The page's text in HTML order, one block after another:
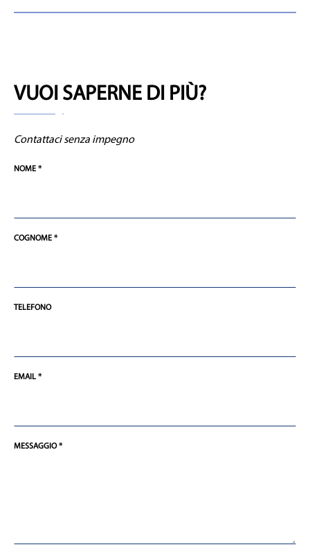
VUOI SAPERNE DI PIÙ?
Contattaci senza impegno
NOME *
COGNOME *
TELEFONO
EMAIL *
MESSAGGIO *